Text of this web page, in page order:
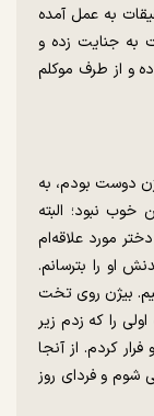
به عمل آمده
جنایت زده و
و از طرف موکلم
دوست بودم، به
نبود؛ البته
مورد علاقه‌ام
او را بترسانم.
بیژن روی تخت
را که زدم زیر
کردم. از آنجا
شوم و فردای روز